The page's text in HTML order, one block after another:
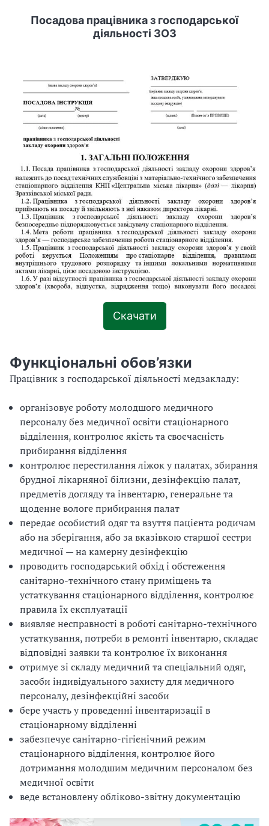
Посадова працівника з господарської
діяльності ЗОЗ
Скачати
Функціональні обов’язки
Працівник з господарської діяльності медзакладу:
організовує роботу молодшого медичного
персоналу без медичної освіти стаціонарного
відділення, контролює якість та своєчасність
прибирання відділення
контролює перестилання ліжок у палатах, збирання
брудної лікарняної білизни, дезінфекцію палат,
предметів догляду та інвентарю, генеральне та
щоденне вологе прибирання палат
передає особистий одяг та взуття пацієнта родичам
або на зберігання, або за вказівкою старшої сестри
медичної — на камерну дезінфекцію
проводить господарський обхід і обстеження
санітарно-технічного стану приміщень та
устаткування стаціонарного відділення, контролює
правила їх експлуатації
виявляє несправності в роботі санітарно-технічного
устаткування, потреби в ремонті інвентарю, складає
відповідні заявки та контролює їх виконання
отримує зі складу медичний та спеціальний одяг,
засоби індивідуального захисту для медичного
персоналу, дезінфекційні засоби
бере участь у проведенні інвентаризації в
стаціонарному відділенні
забезпечує санітарно-гігієнічний режим
стаціонарного відділення, контролює його
дотримання молодшим медичним персоналом без
медичної освіти
веде встановлену обліково-звітну документацію